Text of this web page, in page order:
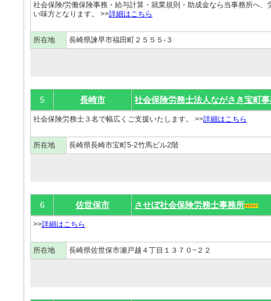
社会保険/労働保険事務・給与計算・就業規則・助成金なら当事務所へ
い味方となります。 >>詳細はこちら
所在地 長崎県諫早市福田町２５５５-３
5 長崎市 社会保険労務士法人ながさき宝町
社会保険労務士３名で幅広くご支援いたします。 >>詳細はこちら
所在地 長崎県長崎市宝町5-2竹馬ビル2階
6 佐世保市 させぼ社会保険労務士事務所
>>詳細はこちら
所在地 長崎県佐世保市瀬戸越４丁目１３７０−２２